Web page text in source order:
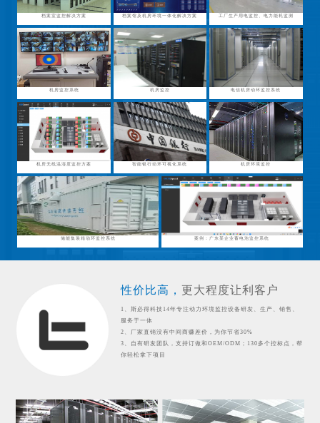
档案室监控解决方案 档案馆及机房环境一体化解决方案 工厂生产用电监控、电力能耗监测
机房监控系统 机房监控 电信机房动环监控系统
机房无线温湿度监控方案 智能银行动环可视化系统 机房环境监控
储能集装箱动环监控系统 案例：广东某企业蓄电池监控系统
性价比高， 更大程度让利客户
1、斯必得科技14年专注动力环境监控设备研发、生产、销售、
服务于一体
2、厂家直销没有中间商赚差价，为你节省30%
3、自有研发团队，支持订做和OEM/ODM；130多个控标点，帮
你轻松拿下项目